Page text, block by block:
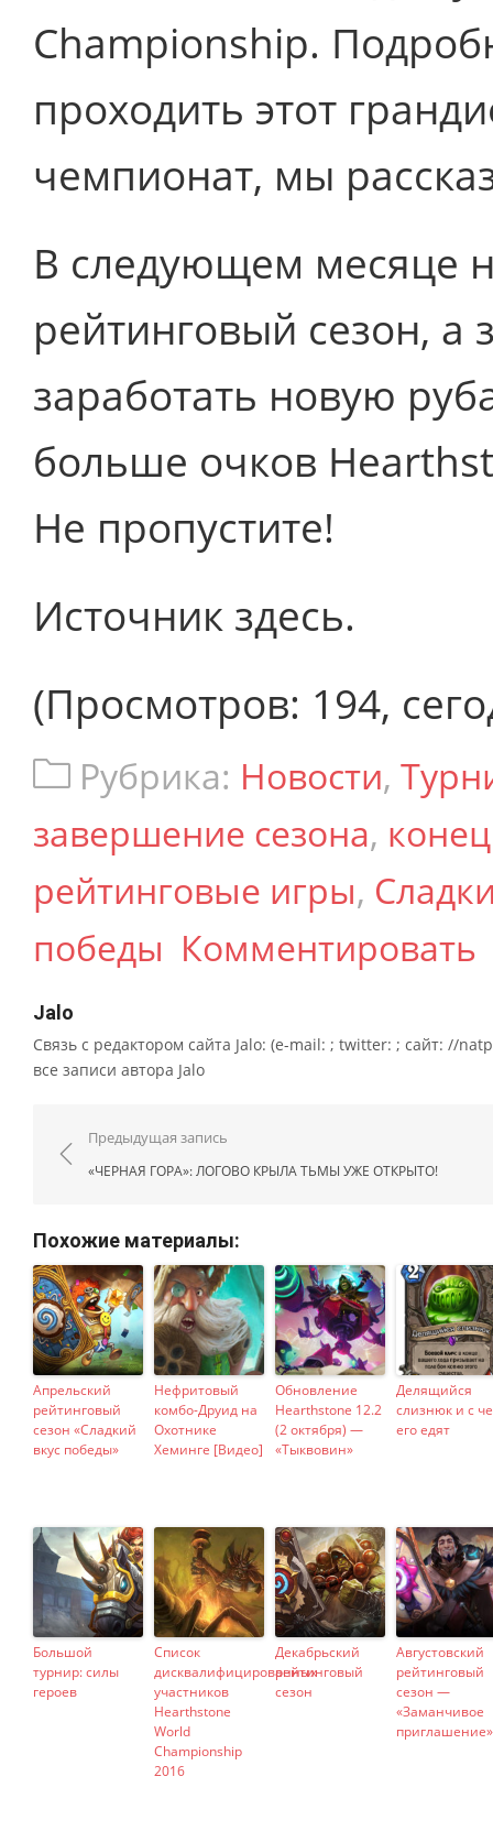
Championship.
проходить этот
чемпионат, мы
В следующем месяце
рейтинговый сезон, а
заработать новую
больше очков
Не пропустите!
Источник здесь.
(Просмотров: 194,
Рубрика: Новости,
завершение сезона,
рейтинговые игры,
победы Комментировать
Jalo
Связь с редактором сайта Jalo: (e-mail: ; twitter: ; сайт: //
все записи автора Jalo
Навигация по записям
Предыдущая запись
«ЧЕРНАЯ ГОРА»: ЛОГОВО КРЫЛА ТЬМЫ УЖЕ ОТКРЫТО!
Похожие материалы:
Апрельский
рейтинговый
сезон «Сладкий
вкус победы»
Нефритовый
комбо-Друид на
Охотнике
Хеминге [Видео]
Обновление
Hearthstone 12.2
(2 октября) —
«Тыквовин»
Делящийся
слизнюк и с
его едят
Большой
турнир: силы
героев
Список
дисквалифицированных
участников
Hearthstone
World
Championship
2016
Декабрьский
рейтинговый
сезон
Августовский
рейтинговый
сезон —
«Заманчивое
приглашение»